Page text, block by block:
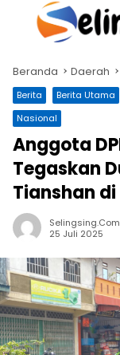
Langsung
Beranda Daerah
Berita Berita Utama
Nasional
Anggota
Tegaskan
Tianshan
Selingsing.com
25 Juli 2025